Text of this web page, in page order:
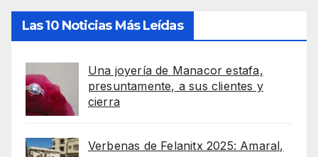
Las 10 Noticias Más Leídas
Una joyería de Manacor estafa,
presuntamente, a sus clientes y
cierra
Verbenas de Felanitx 2025: Amaral,